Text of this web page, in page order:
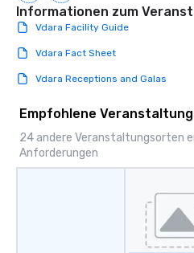
Informationen zum
Vdara Facility Guide
Vdara Fact Sheet
Vdara Receptions and Galas
Empfohlene
24 andere Veranstaltungsorten
Anforderungen